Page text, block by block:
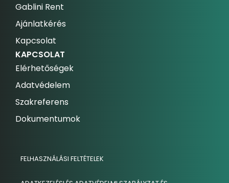
Gablini Rent
Ajánlatkérés
Kapcsolat
KAPCSOLAT
Elérhetőségek
Adatvédelem
Szakreferens
Dokumentumok
FELHASZNÁLÁSI FELTÉTELEK